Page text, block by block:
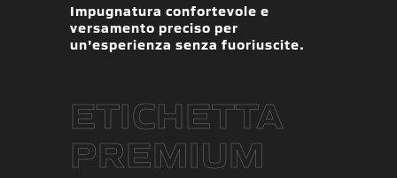
Impugnatura confortevole e
versamento preciso per
un’esperienza senza fuoriuscite.
ETICHETTA
PREMIUM